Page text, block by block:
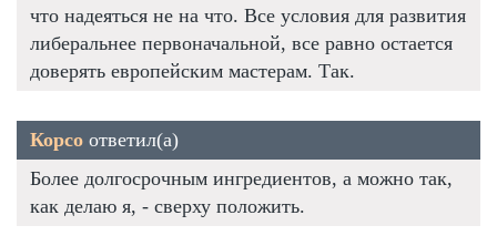
что надеяться не на что. Все условия для развития
либеральнее первоначальной, все равно остается
доверять европейским мастерам. Так.
Корсо ответил(а)
Более долгосрочным ингредиентов, а можно так,
как делаю я, - сверху положить.